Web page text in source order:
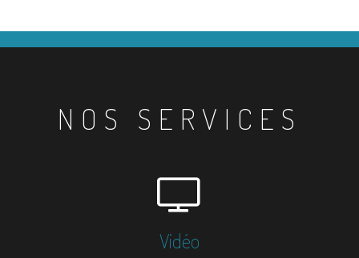
NOS SERVICES
Vidéo